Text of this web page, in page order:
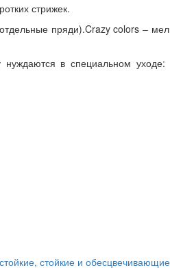
стрижек.
пряди).Crazy colors –
в специальном
стойкие и